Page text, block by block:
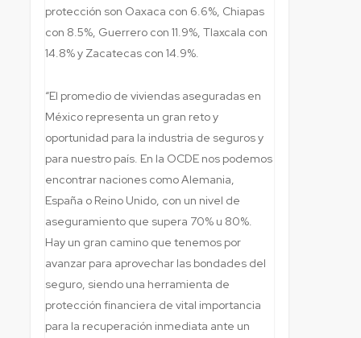
protección son Oaxaca con 6.6%, Chiapas
con 8.5%, Guerrero con 11.9%, Tlaxcala con
14.8% y Zacatecas con 14.9%.
“El promedio de viviendas aseguradas en
México representa un gran reto y
oportunidad para la industria de seguros y
para nuestro país. En la OCDE nos podemos
encontrar naciones como Alemania,
España o Reino Unido, con un nivel de
aseguramiento que supera 70% u 80%.
Hay un gran camino que tenemos por
avanzar para aprovechar las bondades del
seguro, siendo una herramienta de
protección financiera de vital importancia
para la recuperación inmediata ante un